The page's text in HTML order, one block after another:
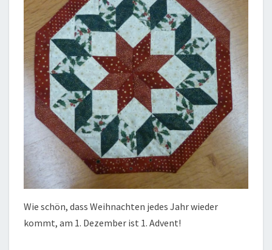
Wie schön, dass Weihnachten jedes Jahr wieder
kommt, am 1. Dezember ist 1. Advent!